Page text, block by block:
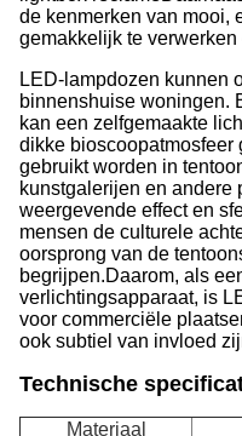
de kenmerken van mooi,
gemakkelijk te
LED-lampdozen kunnen
binnenshuise woningen.
kan een zelfgemaakte
dikke bioscoopatmosfeer
gebruikt worden in
kunstgalerijen en andere
weergevende effect en
mensen de culturele
oorsprong van de
begrijpen.Daarom, als
verlichtingsapparaat, is
voor commerciële
ook subtiel van invloed
Technische
Materiaal